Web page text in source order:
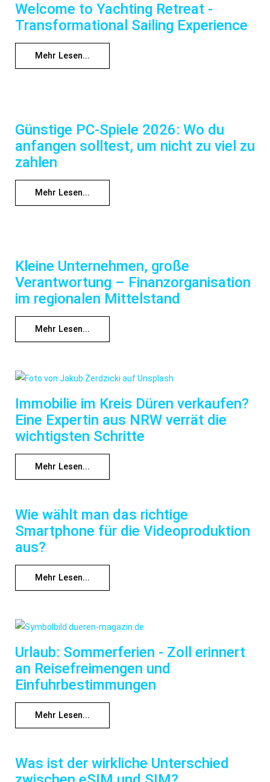
Welcome to Yachting Retreat -
Transformational Sailing Experience
Mehr Lesen...
Günstige PC-Spiele 2026: Wo du
anfangen solltest, um nicht zu viel zu
zahlen
Mehr Lesen...
Kleine Unternehmen, große
Verantwortung – Finanzorganisation
im regionalen Mittelstand
Mehr Lesen...
Immobilie im Kreis Düren verkaufen?
Eine Expertin aus NRW verrät die
wichtigsten Schritte
Mehr Lesen...
Wie wählt man das richtige
Smartphone für die Videoproduktion
aus?
Mehr Lesen...
Urlaub: Sommerferien - Zoll erinnert
an Reisefreimengen und
Einfuhrbestimmungen
Mehr Lesen...
Was ist der wirkliche Unterschied